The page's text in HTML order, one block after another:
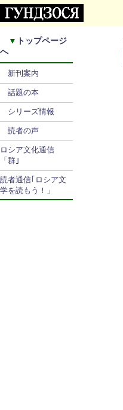
▼ トップページ
へ
新刊案内
話題の本
シリーズ情報
読者の声
ロシア文化通信
「群｣
読者通信｢ロシア文
学を読もう！」